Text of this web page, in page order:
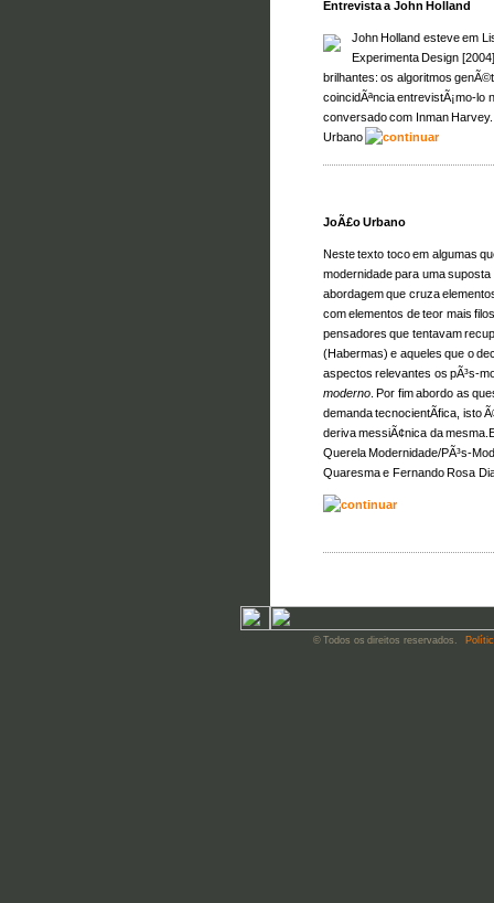
Entrevista a John Holland
John Holland esteve em
Experimenta Design
brilhantes: os algoritmos
coincidÃªncia entrevistÃ¡mo-lo
conversado com Inman
Urbano
JoÃ£o Urbano
Neste texto toco em algumas
modernidade para uma
abordagem que cruza
com elementos de teor mais
pensadores que tentavam
(Habermas) e aqueles que o
aspectos relevantes os pÃ³s-
moderno . Por fim abordo as
demanda tecnocientÃ­fica, isto
deriva messiÃ¢nica da
Querela Modernidade/PÃ³s-
Quaresma e Fernando Rosa
© Todos os direitos reservados.